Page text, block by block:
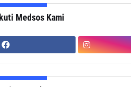
Medsos Kami